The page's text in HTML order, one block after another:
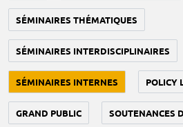
SÉMINAIRES THÉMATIQUES
SÉMINAIRES INTERDISCIPLINAIRES
SÉMINAIRES INTERNES POLICY
GRAND PUBLIC SOUTENANCES